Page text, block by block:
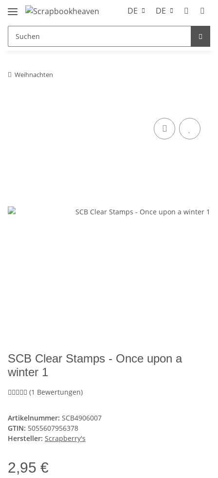
DE DE
Weihnachten
SCB Clear Stamps - Once upon a
winter 1
(1 Bewertungen)
Artikelnummer: SCB4906007
GTIN: 5055607956378
Hersteller: Scrapberry's
2,95 €